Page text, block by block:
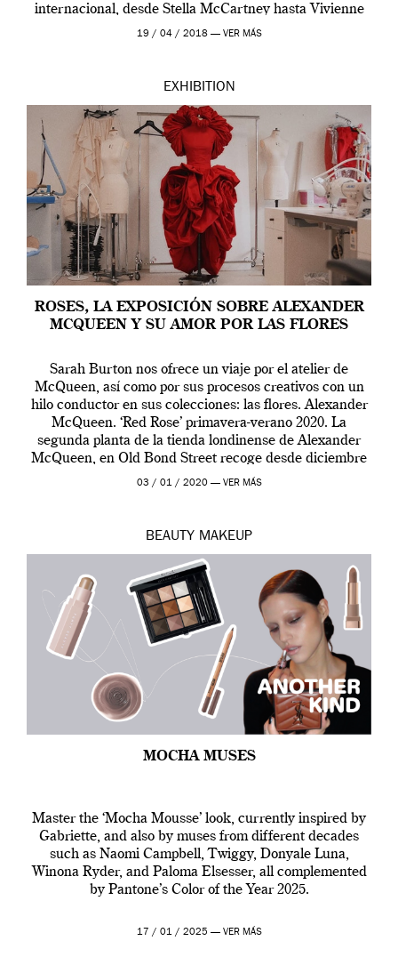
internacional, desde Stella McCartney hasta Vivienne
Westwood pasando […]
19 / 04 / 2018 — VER MÁS
EXHIBITION
ROSES, LA EXPOSICIÓN SOBRE ALEXANDER
MCQUEEN Y SU AMOR POR LAS FLORES
Sarah Burton nos ofrece un viaje por el atelier de
McQueen, así como por sus procesos creativos con un
hilo conductor en sus colecciones: las flores. Alexander
McQueen. ‘Red Rose’ primavera-verano 2020. La
segunda planta de la tienda londinense de Alexander
McQueen, en Old Bond Street recoge desde diciembre
de 2019 hasta final de abril […]
03 / 01 / 2020 — VER MÁS
BEAUTY MAKEUP
MOCHA MUSES
Master the ‘Mocha Mousse’ look, currently inspired by
Gabriette, and also by muses from different decades
such as Naomi Campbell, Twiggy, Donyale Luna,
Winona Ryder, and Paloma Elsesser, all complemented
by Pantone’s Color of the Year 2025.
17 / 01 / 2025 — VER MÁS